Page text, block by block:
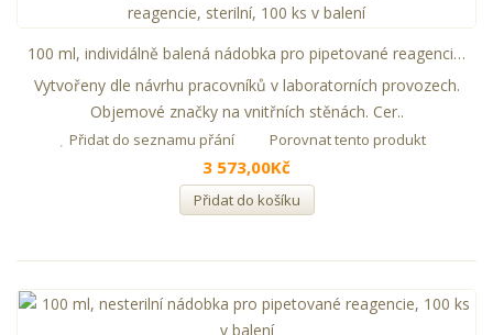
100 ml, individálně balená nádobka pro pipetované reagencie, sterilní, 100 ks v balení
Vytvořeny dle návrhu pracovníků v laboratorních provozech.
Objemové značky na vnitřních stěnách. Cer..
Přidat do seznamu přání Porovnat tento produkt
3 573,00Kč
Přidat do košíku